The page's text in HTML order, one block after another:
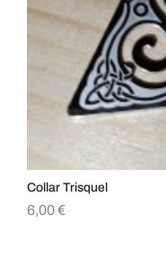
Collar Trisquel
6,00€